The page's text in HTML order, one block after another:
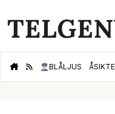
👮🏻‍♂️BLÅLJUS